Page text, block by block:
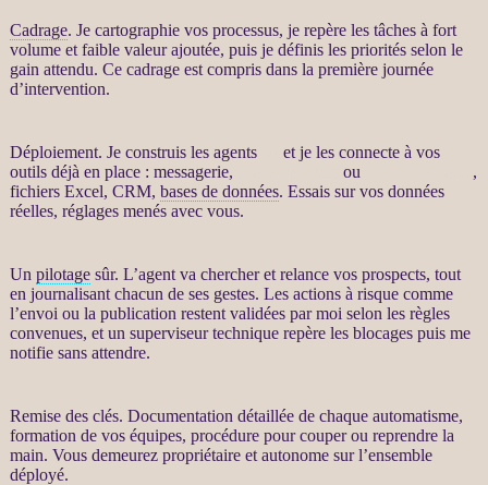
Cadrage. Je cartographie vos processus, je repère les tâches à fort
volume et faible valeur ajoutée, puis je définis les priorités selon le
gain attendu. Ce cadrageest compris dans la première journée
d’intervention.
Déploiement. Je construis les agents
et je les connecte à vos
outils déjà en place : messagerie,
ou
,
fichiers Excel, CRM, bases de données. Essais sur vos données
réelles, réglages menés avec vous.
Un pilotagesûr. L’agentva chercher et relancevos prospects, tout
en journalisant chacun de ses gestes. Les actions à risque comme
l’envoi ou la publication restent validées par moi selon les règles
convenues, et un superviseur technique repère les blocages puis me
notifie sans attendre.
Remise des clés. Documentation détaillée de chaque automatisme,
formation de vos équipes, procédure pour couper ou reprendre la
main. Vous demeurez propriétaire et autonome sur l’ensemble
déployé.